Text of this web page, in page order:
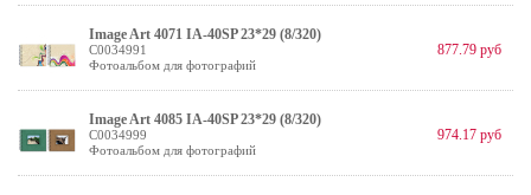
Image Art 4071 IA-40SP 23*29 (8/320)
C0034991
Фотоальбом для фотографий
877.79 руб
Image Art 4085 IA-40SP 23*29 (8/320)
C0034999
Фотоальбом для фотографий
974.17 руб